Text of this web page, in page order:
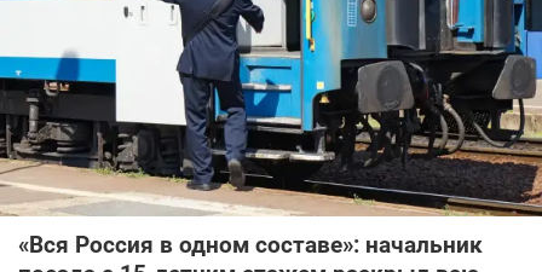
«Вся Россия в одном составе»: начальник